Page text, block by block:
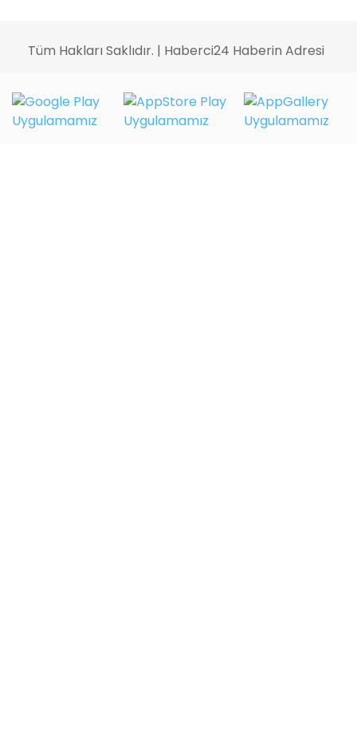
Tüm Hakları Saklıdır. | Haberci24 Haberin Adresi